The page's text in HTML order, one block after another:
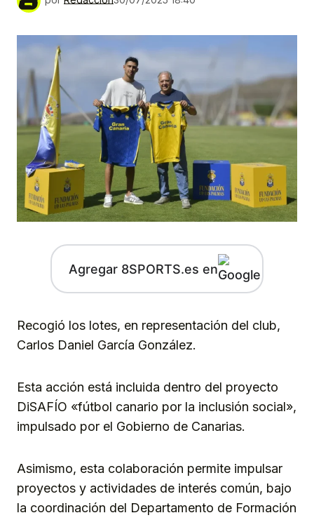
Agregar 8SPORTS.es en
Recogió los lotes, en representación del club,
Carlos Daniel García González.
Esta acción está incluida dentro del proyecto
DiSAFÍO «fútbol canario por la inclusión social»,
impulsado por el Gobierno de Canarias.
Asimismo, esta colaboración permite impulsar
proyectos y actividades de interés común, bajo
la coordinación del Departamento de Formación